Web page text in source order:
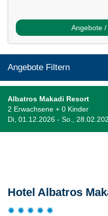
Angebote
Angebote Filtern
Albatros Makadi Resort
2 Erwachsene + 0 Kinder
Di, 01.12.2026 - So.,
Hotel Albatros